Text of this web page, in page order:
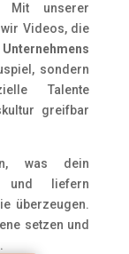
Mit unserer
Videos, die
sondern
Talente
greifbar
was dein
und liefern
überzeugen.
setzen und